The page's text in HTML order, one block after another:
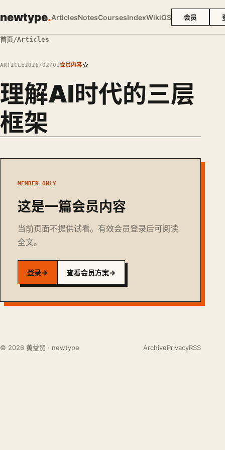
newtype.ArticlesNotesCoursesIndexWikiOS 会员
首页/Articles
ARTICLE2026/02/01会员内容☆
理解AI时代的三层
框架
MEMBER ONLY
这是一篇会员内容
当前页面不提供试看。有效会员登录后可阅读
全文。
登录→ 查看会员方案→
© 2026 黄益贺 · newtype ArchivePrivacyRSS